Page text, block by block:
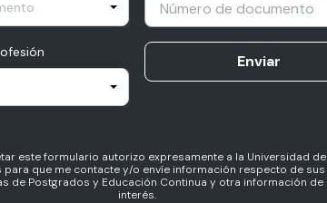
Enviar
este formulario autorizo expresamente a la Universidad de
para que me contacte y/o envíe información respecto de sus
de Postgrados y Educación Continua y otra información de
interés.